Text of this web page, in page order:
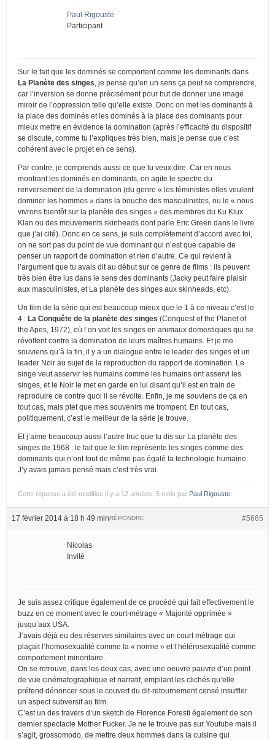
Paul Rigouste
Participant
Sur le fait que les dominés se comportent comme les dominants dans
La Planète des singes , je pense qu’en un sens ça peut se comprendre,
car l’inversion se donne précisément pour but de donner une image
miroir de l’oppression telle qu’elle existe. Donc on met les dominants à
la place des dominés et les dominés à la place des dominants pour
mieux mettre en évidence la domination (après l’efficacité du dispositif
se discute, comme tu l’expliques très bien, mais je pense que c’est
cohérent avec le projet en ce sens).
Par contre, je comprends aussi ce que tu veux dire. Car en nous
montrant les dominés en dominants, on agite le spectre du
renversement de la domination (du genre « les féministes elles veulent
dominer les hommes » dans la bouche des masculinistes, ou le « nous
vivrons bientôt sur la planète des singes » des membres du Ku Klux
Klan ou des mouvements skinheads dont parle Eric Green dans le livre
que j’ai cité). Donc en ce sens, je suis complètement d’accord avec toi,
on ne sort pas du point de vue dominant qui n’est que capable de
penser un rapport de domination et rien d’autre. Ce qui revient à
l’argument que tu avais dit au début sur ce genre de films : ils peuvent
très bien être lus dans le sens des dominants (Jacky peut faire plaisir
aux masculinistes, et La planète des singes aux skinheads, etc).
Un film de la série qui est beaucoup mieux que le 1 à ce niveau c’est le
4 : La Conquête de la planète des singes (Conquest of the Planet of
the Apes, 1972), où l’on voit les singes en animaux domestiques qui se
révoltent contre la domination de leurs maîtres humains. Et je me
souviens qu’à la fin, il y a un dialogue entre le leader des singes et un
leader Noir au sujet de la reproduction du rapport de domination. Le
singe veut asservir les humains comme les humains ont asservi les
singes, et le Noir le met en garde en lui disant qu’il est en train de
reproduire ce contre quoi il se révolte. Enfin, je me souviens de ça en
tout cas, mais ptet que mes souvenirs me trompent. En tout cas,
politiquement, c’est le meilleur de la série je trouve.
Et j’aime beaucoup aussi l’autre truc que tu dis sur La planète des
singes de 1968 : le fait que le film représente les singes comme des
dominants qui n’ont tout de même pas égalé la technologie humaine.
J’y avais jamais pensé mais c’est très vrai.
Cette réponse a été modifiée Il y a 12 années, 5 mois par Paul Rigouste
17 février 2014 à 18 h 49 min #5665
RÉPONDRE
Nicolas
Invité
Je suis assez critique également de ce procédé qui fait effectivement le
buzz en ce moment avec le court-métrage « Majorité opprimée »
jusqu’aux USA.
J’avais déjà eu des réserves similaires avec un court métrage qui
plaçait l’homosexualité comme la « norme » et l’hétérosexualité comme
comportement minoritaire.
On se retrouve, dans les deux cas, avec une oeuvre pauvre d’un point
de vue cinématographique et narratif, empilant les clichés qu’elle
prétend dénoncer sous le couvert du dit-retournement censé insuffler
un aspect subversif au film.
C’est un des travers d’un sketch de Florence Foresti également de son
dernier spectacle Mother Fucker. Je ne le trouve pas sur Youtube mais il
s’agit, grossomodo, de mettre deux hommes dans la cuisine qui